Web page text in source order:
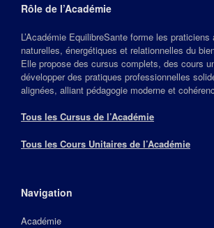
Rôle de l’Académie
L’Académie EquilibreSante forme les praticiens
naturelles, énergétiques et relationnelles du
Elle propose des cursus complets, des cours
développer des pratiques professionnelles
alignées, alliant pédagogie moderne et
Tous les Cursus de l’Académie
Tous les Cours Unitaires de l’Académie
Navigation
Académie